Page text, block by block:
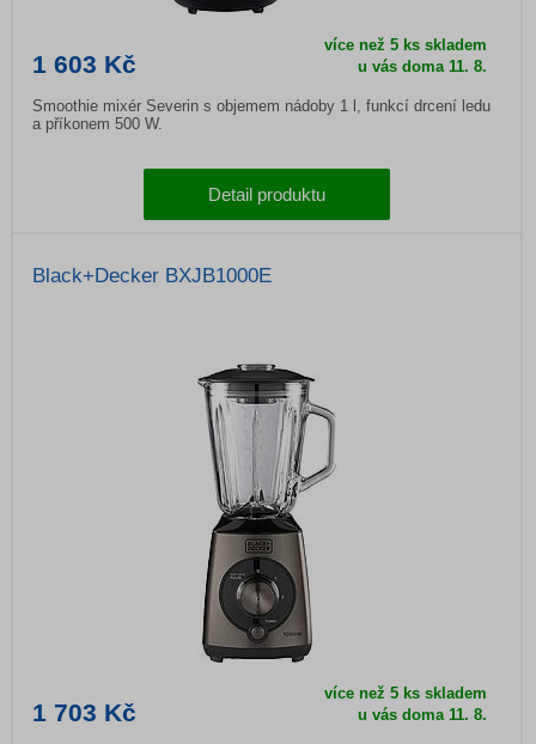
1 603 Kč
více než 5 ks skladem
u vás doma11. 8.
Smoothie mixér Severin s objemem nádoby 1 l, funkcí drcení ledu
a příkonem 500 W.
Detail produktu
Black+Decker BXJB1000E
1 703 Kč
více než 5 ks skladem
u vás doma11. 8.